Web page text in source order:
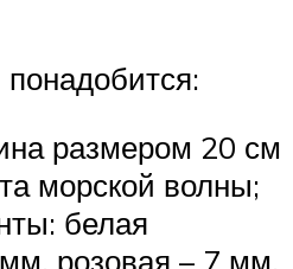
размером 20 см
морской волны;
белая
розовая – 7 мм,